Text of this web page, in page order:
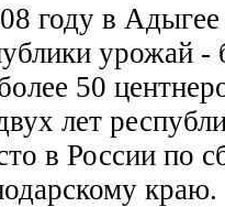
году в
урожай -
50
лет
в России по
краю.